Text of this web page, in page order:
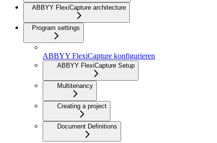
ABBYY FlexiCapture architecture
Program settings
ABBYY FlexiCapture konfigurieren
ABBYY FlexiCapture Setup
Multitenancy
Creating a project
Document Definitions